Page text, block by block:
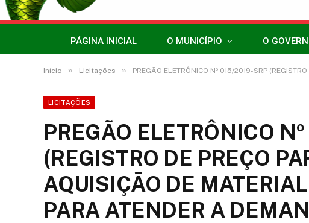
PÁGINA INICIAL O MUNICÍPIO O
Início » Licitações » PREGÃO ELETRÔNICO Nº 015/2019-SRP (REGISTRO DE PREÇO
LICITAÇÕES
PREGÃO ELETRÔNICO
(REGISTRO DE PREÇO
AQUISIÇÃO DE
PARA ATENDER A